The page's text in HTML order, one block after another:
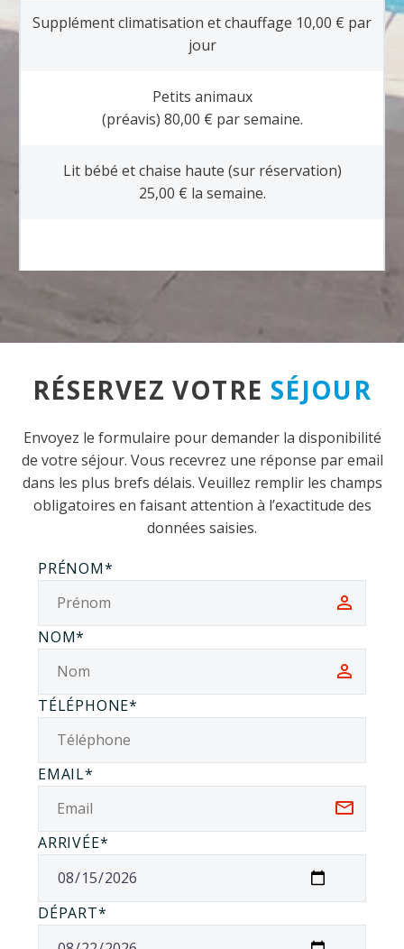
Supplément climatisation et chauffage 10,00 € par
jour
Petits animaux
(préavis) 80,00 € par semaine.
Lit bébé et chaise haute (sur réservation)
25,00 € la semaine.
RÉSERVEZ VOTRE SÉJOUR
Envoyez le formulaire pour demander la disponibilité
de votre séjour. Vous recevrez une réponse par email
dans les plus brefs délais. Veuillez remplir les champs
obligatoires en faisant attention à l’exactitude des
données saisies.
PRÉNOM*
NOM*
TÉLÉPHONE*
EMAIL*
ARRIVÉE*
DÉPART*